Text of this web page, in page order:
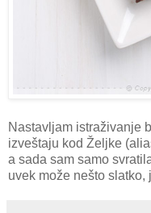
Nastavljam istraživanje
izveštaju kod Željke
a sada sam samo
uvek može nešto slatko,